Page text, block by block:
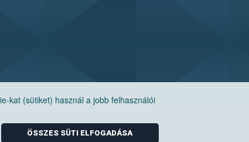
kat (sütiket) használ a jobb felhasználói
ÖSSZES SÜTI ELFOGADÁSA